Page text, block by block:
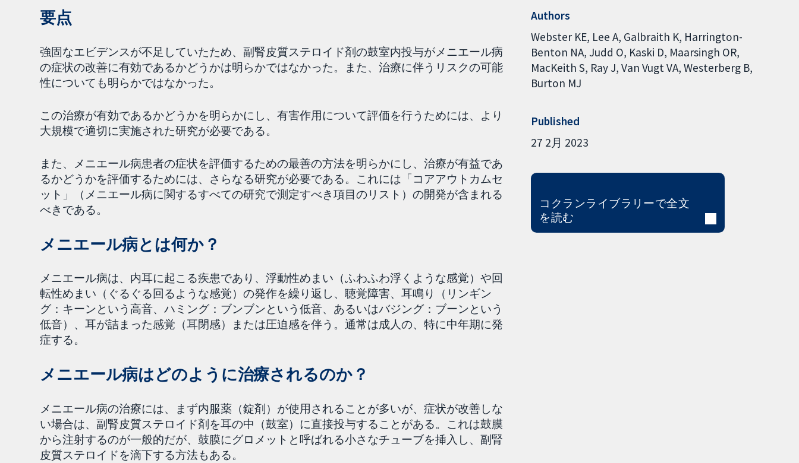
要点
強固なエビデンスが不足していたため、副腎皮質ステロイド剤の鼓室内投与がメニエール病
の症状の改善に有効であるかどうかは明らかではなかった。また、治療に伴うリスクの可能
性についても明らかではなかった。
この治療が有効であるかどうかを明らかにし、有害作用について評価を行うためには、より
大規模で適切に実施された研究が必要である。
また、メニエール病患者の症状を評価するための最善の方法を明らかにし、治療が有益であ
るかどうかを評価するためには、さらなる研究が必要である。これには「コアアウトカムセ
ット」（メニエール病に関するすべての研究で測定すべき項目のリスト）の開発が含まれる
べきである。
メニエール病とは何か？
メニエール病は、内耳に起こる疾患であり、浮動性めまい（ふわふわ浮くような感覚）や回
転性めまい（ぐるぐる回るような感覚）の発作を繰り返し、聴覚障害、耳鳴り（リンギン
グ：キーンという高音、ハミング：ブンブンという低音、あるいはバジング：ブーンという
低音）、耳が詰まった感覚（耳閉感）または圧迫感を伴う。通常は成人の、特に中年期に発
症する。
メニエール病はどのように治療されるのか？
メニエール病の治療には、まず内服薬（錠剤）が使用されることが多いが、症状が改善しな
い場合は、副腎皮質ステロイド剤を耳の中（鼓室）に直接投与することがある。これは鼓膜
から注射するのが一般的だが、鼓膜にグロメットと呼ばれる小さなチューブを挿入し、副腎
皮質ステロイドを滴下する方法もある。
Authors
Webster KE Lee A Galbraith K Harrington-
Benton NA Judd O Kaski D Maarsingh OR
MacKeith S Ray J Van Vugt VA Westerberg B
Burton MJ
Published
27 2月 2023
コクランライブラリーで全文
を読む